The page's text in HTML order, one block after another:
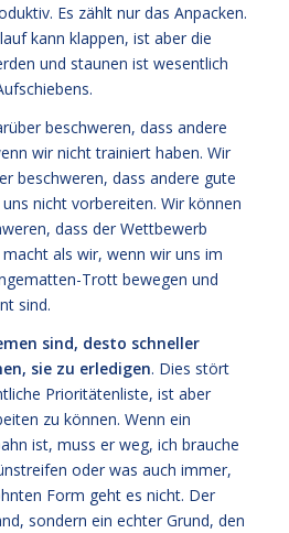
Es zählt nur das Anpacken.
kann klappen, ist aber die
und staunen ist wesentlich
beschweren, dass andere
wir nicht trainiert haben. Wir
beschweren, dass andere gute
nicht vorbereiten. Wir können
dass der Wettbewerb
als wir, wenn wir uns im
Trott bewegen und
sind.
sind, desto schneller
sie zu erledigen. Dies stört
Prioritätenliste, ist aber
zu können. Wenn ein
ist, muss er weg, ich brauche
oder was auch immer,
Form geht es nicht. Der
sondern ein echter Grund, den